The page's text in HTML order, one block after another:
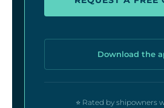
Download the
⭐ Rated by shipowners